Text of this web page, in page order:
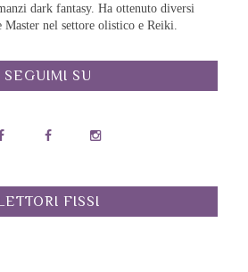
dark fantasy. Ha ottenuto diversi
Master nel settore olistico e Reiki.
SEGUIMI SU
FISSI